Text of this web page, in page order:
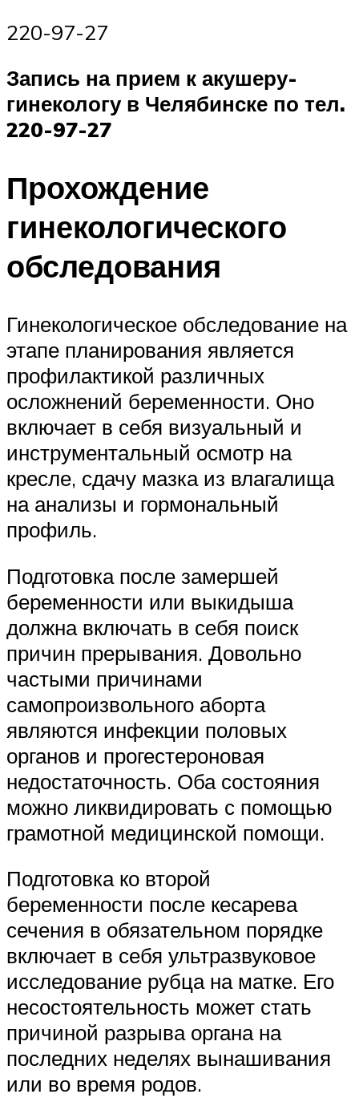
220-97-27
Запись на прием к акушеру-
гинекологу в Челябинске по тел.
220-97-27
Прохождение
гинекологического
обследования
Гинекологическое обследование на
этапе планирования является
профилактикой различных
осложнений беременности. Оно
включает в себя визуальный и
инструментальный осмотр на
кресле, сдачу мазка из влагалища
на анализы и гормональный
профиль.
Подготовка после замершей
беременности или выкидыша
должна включать в себя поиск
причин прерывания. Довольно
частыми причинами
самопроизвольного аборта
являются инфекции половых
органов и прогестероновая
недостаточность. Оба состояния
можно ликвидировать с помощью
грамотной медицинской помощи.
Подготовка ко второй
беременности после кесарева
сечения в обязательном порядке
включает в себя ультразвуковое
исследование рубца на матке. Его
несостоятельность может стать
причиной разрыва органа на
последних неделях вынашивания
или во время родов.